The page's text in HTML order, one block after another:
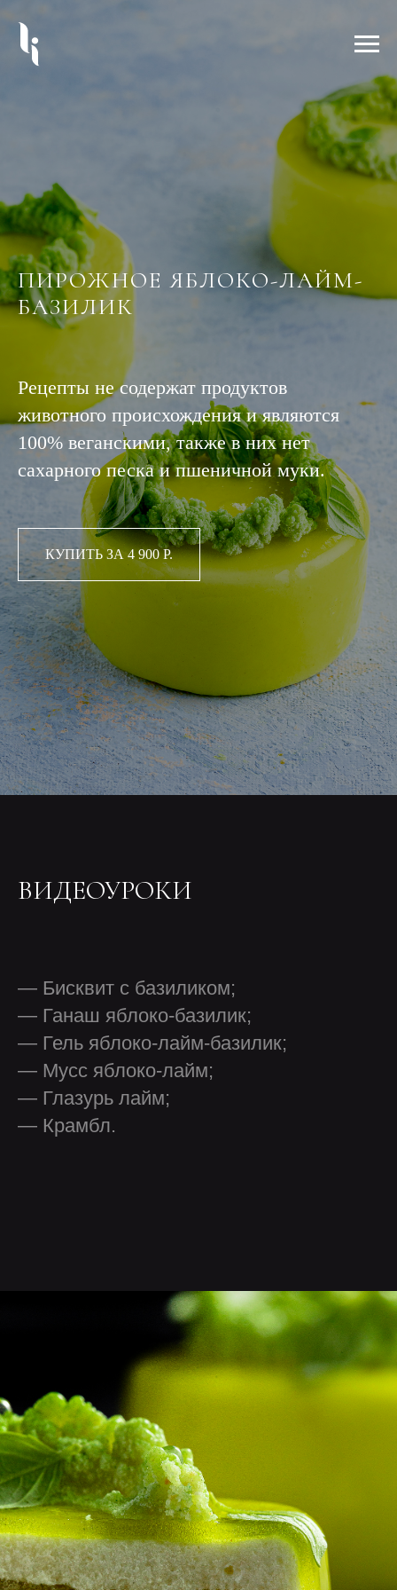
ПИРОЖНОЕ ЯБЛОКО-ЛАЙМ-
БАЗИЛИК
Рецепты не содержат продуктов
животного происхождения и являются
100% веганскими, также в них нет
сахарного песка и пшеничной муки.
КУПИТЬ ЗА 4 900 Р.
ВИДЕОУРОКИ
— Бисквит с базиликом;
— Ганаш яблоко-базилик;
— Гель яблоко-лайм-базилик;
— Мусс яблоко-лайм;
— Глазурь лайм;
— Крамбл.